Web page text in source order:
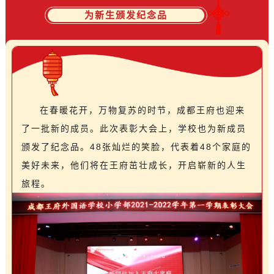
为新生颁发纪念品
在春暖花开，万物复苏的时节，成都王府也迎来
了一批新的成员。此次表彰大会上，学校也为新成员
颁发了纪念品。48张灿烂的笑脸，代表着48个家庭的
美好未来，他们将在王府茁壮成长，开启崭新的人生
旅程。